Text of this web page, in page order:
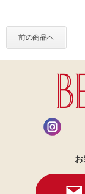
前の商品へ